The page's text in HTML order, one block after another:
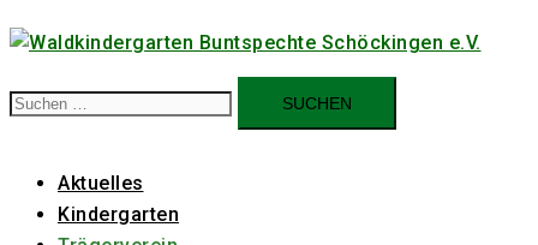
Zum
Inhalt
springen
Suchen
nach:
Aktuelles
Kindergarten